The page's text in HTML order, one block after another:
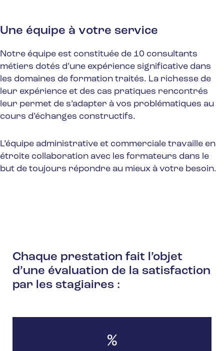
Une équipe à votre service
Notre équipe est constituée de 10 consultants
métiers dotés d’une expérience significative dans
les domaines de formation traités. La richesse de
leur expérience et des cas pratiques rencontrés
leur permet de s’adapter à vos problématiques au
cours d’échanges constructifs.
L’équipe administrative et commerciale travaille en
étroite collaboration avec les formateurs dans le
but de toujours répondre au mieux à votre besoin.
Chaque prestation fait l’objet
d’une évaluation de la satisfaction
par les stagiaires :
%